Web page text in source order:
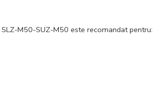
SLZ-M50-SUZ-M50 este recomandat pentru: